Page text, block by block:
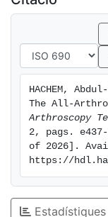
HACHEM,
Arthroscopy
2, pags.
of 2026].
https://
Estadístiques